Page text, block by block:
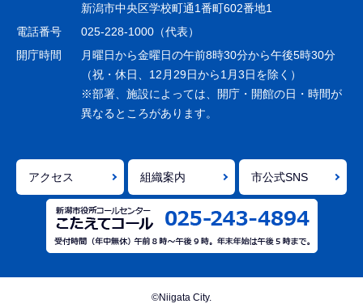
シ
ョ
で
新潟市中央区学校町通1番町602番地1
電話番号
025-228-1000（代表）
開庁時間
月曜日から金曜日の午前8時30分から午後5時30分
（祝・休日、12月29日から1月3日を除く）
※部署、施設によっては、開庁・開館の日・時間が
異なるところがあります。
アクセス 組織案内 市公式SNS
©Niigata City.